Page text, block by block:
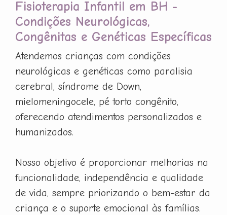
Fisioterapia Infantil em BH -
Condições Neurológicas,
Congênitas e Genéticas Específicas
Atendemos crianças com condições
neurológicas e genéticas como paralisia
cerebral, síndrome de Down,
mielomeningocele, pé torto congênito,
oferecendo atendimentos personalizados e
humanizados.
Nosso objetivo é proporcionar melhorias na
funcionalidade, independência e qualidade
de vida, sempre priorizando o bem-estar da
criança e o suporte emocional às famílias.